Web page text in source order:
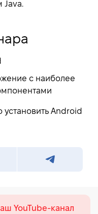
Java.
с наиболее
Android
YouTube-канал